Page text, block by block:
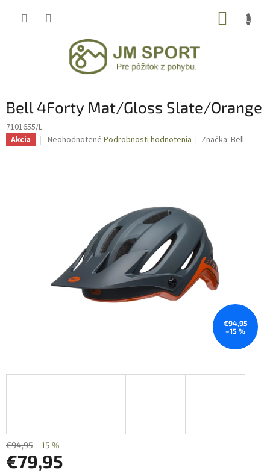
Bell 4Forty Mat/Gloss Slate/Orange
7101655/L
Akcia
Priemerné
Neohodnotené Podrobnosti hodnotenia Značka:Bell
€94,95
–15 %
€94,95 –15 %
€79,95